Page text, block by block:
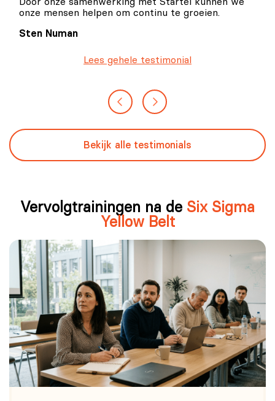
Door onze samenwerking met Startel kunnen we
onze mensen helpen om continu te groeien.
Sten Numan
Lees gehele testimonial
Bekijk alle testimonials
Vervolgtrainingen na de Six Sigma
Yellow Belt